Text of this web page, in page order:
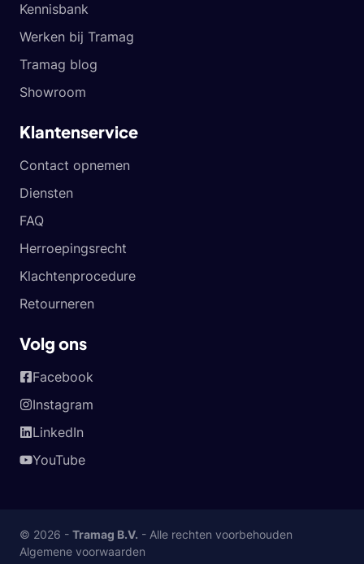
Kennisbank
Werken bij Tramag
Tramag blog
Showroom
Klantenservice
Contact opnemen
Diensten
FAQ
Herroepingsrecht
Klachtenprocedure
Retourneren
Volg ons
Facebook
Instagram
LinkedIn
YouTube
© 2026 - Tramag B.V. - Alle rechten voorbehouden
Algemene voorwaarden